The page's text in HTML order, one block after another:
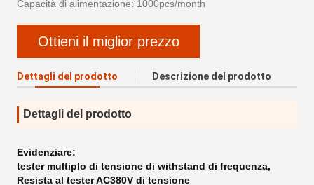
Capacità di alimentazione: 1000pcs/month
Ottieni il miglior prezzo
Dettagli del prodotto Descrizione del prodotto
Dettagli del prodotto
Evidenziare:
tester multiplo di tensione di withstand di frequenza,
Resista al tester AC380V di tensione